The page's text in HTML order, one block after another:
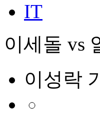
IT
이세돌 vs
이성락